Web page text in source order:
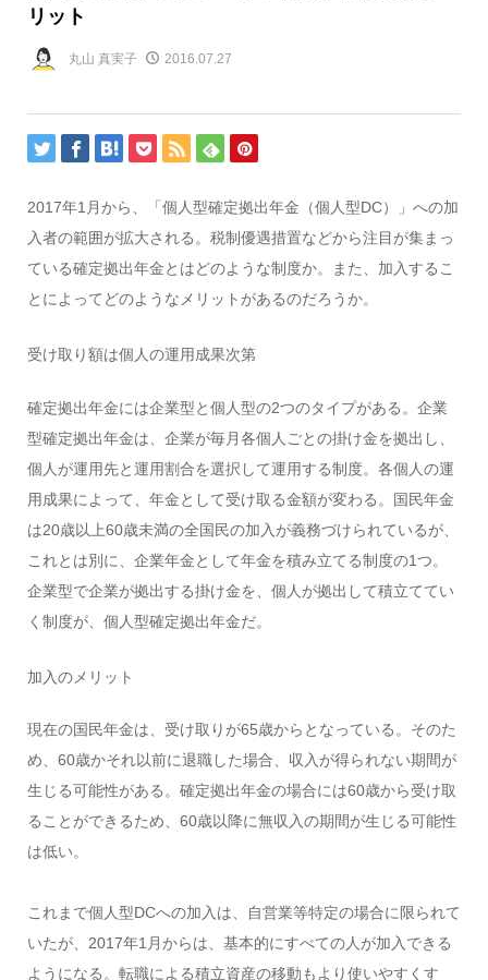
リット
丸山 真実子 2016.07.27
2017年1月から、「個人型確定拠出年金（個人型DC）」への加
入者の範囲が拡大される。税制優遇措置などから注目が集まっ
ている確定拠出年金とはどのような制度か。また、加入するこ
とによってどのようなメリットがあるのだろうか。
受け取り額は個人の運用成果次第
確定拠出年金には企業型と個人型の2つのタイプがある。企業
型確定拠出年金は、企業が毎月各個人ごとの掛け金を拠出し、
個人が運用先と運用割合を選択して運用する制度。各個人の運
用成果によって、年金として受け取る金額が変わる。国民年金
は20歳以上60歳未満の全国民の加入が義務づけられているが、
これとは別に、企業年金として年金を積み立てる制度の1つ。
企業型で企業が拠出する掛け金を、個人が拠出して積立ててい
く制度が、個人型確定拠出年金だ。
加入のメリット
現在の国民年金は、受け取りが65歳からとなっている。そのた
め、60歳かそれ以前に退職した場合、収入が得られない期間が
生じる可能性がある。確定拠出年金の場合には60歳から受け取
ることができるため、60歳以降に無収入の期間が生じる可能性
は低い。
これまで個人型DCへの加入は、自営業等特定の場合に限られて
いたが、2017年1月からは、基本的にすべての人が加入できる
ようになる。転職による積立資産の移動もより使いやすくす